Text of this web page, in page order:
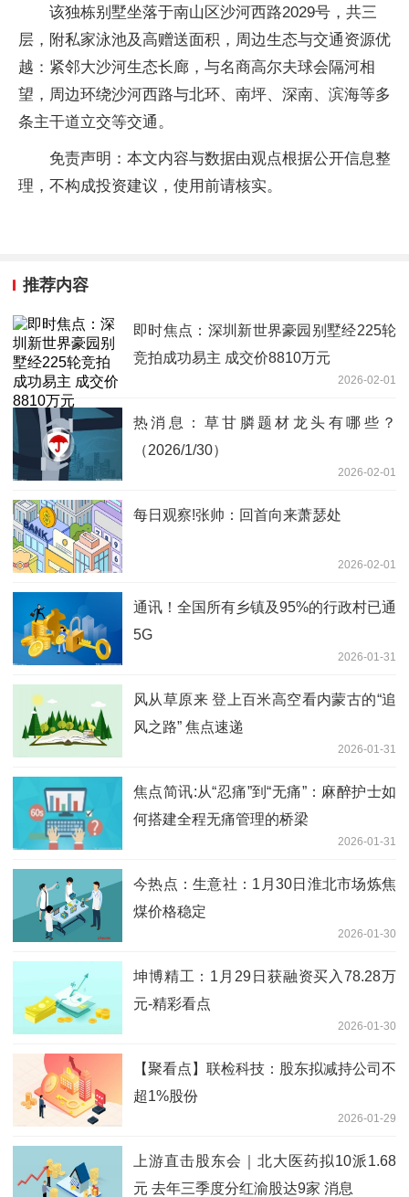
该独栋别墅坐落于南山区沙河西路2029号，共三
层，附私家泳池及高赠送面积，周边生态与交通资源优
越：紧邻大沙河生态长廊，与名商高尔夫球会隔河相
望，周边环绕沙河西路与北环、南坪、深南、滨海等多
条主干道立交等交通。
免责声明：本文内容与数据由观点根据公开信息整
理，不构成投资建议，使用前请核实。
推荐内容
即时焦点：深圳新世界豪园别墅经225轮
竞拍成功易主 成交价8810万元
2026-02-01
热消息：草甘膦题材龙头有哪些？
（2026/1/30）
2026-02-01
每日观察!张帅：回首向来萧瑟处
2026-02-01
通讯！全国所有乡镇及95%的行政村已通
5G
2026-01-31
风从草原来 登上百米高空看内蒙古的“追
风之路” 焦点速递
2026-01-31
焦点简讯:从“忍痛”到“无痛”：麻醉护士如
何搭建全程无痛管理的桥梁
2026-01-31
今热点：生意社：1月30日淮北市场炼焦
煤价格稳定
2026-01-30
坤博精工：1月29日获融资买入78.28万
元-精彩看点
2026-01-30
【聚看点】联检科技：股东拟减持公司不
超1%股份
2026-01-29
上游直击股东会｜北大医药拟10派1.68
元 去年三季度分红渝股达9家 消息